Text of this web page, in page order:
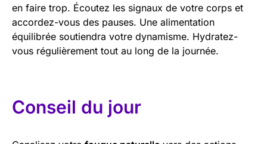
en faire trop. Écoutez les signaux de votre corps et
accordez-vous des pauses. Une alimentation
équilibrée soutiendra votre dynamisme. Hydratez-
vous régulièrement tout au long de la journée.
Conseil du jour